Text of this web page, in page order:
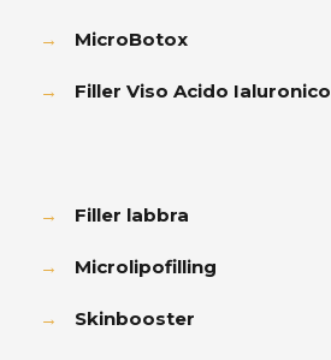
→ MicroBotox
→ Filler Viso Acido Ialuronico
→ Filler labbra
→ Microlipofilling
→ Skinbooster